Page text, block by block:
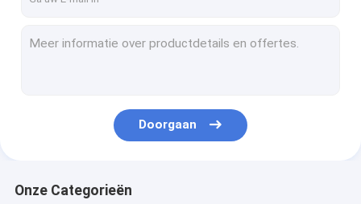
Doorgaan
Onze Categorieën